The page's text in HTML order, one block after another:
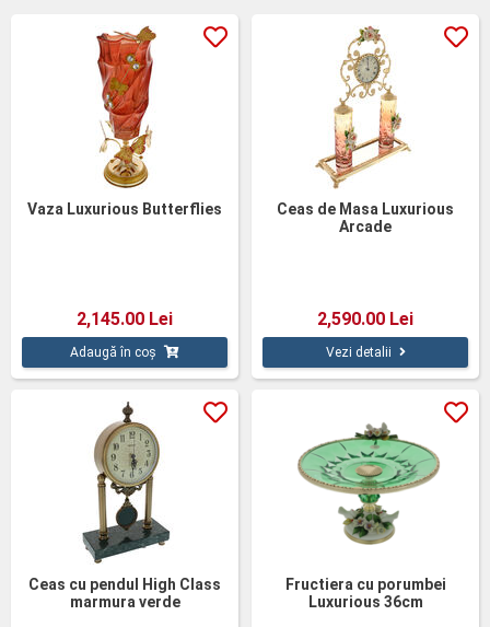
Vaza Luxurious Butterflies
2,145.00 Lei
Adaugă în coș
Ceas de Masa Luxurious
Arcade
2,590.00 Lei
Vezi detalii
Ceas cu pendul High Class
marmura verde
Fructiera cu porumbei
Luxurious 36cm